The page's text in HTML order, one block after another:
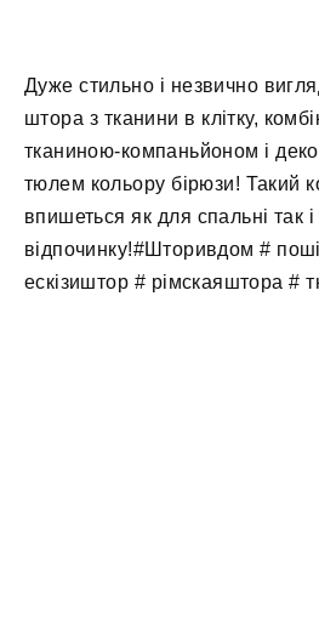
Дуже стильно і незвично
штора з тканини в клітку,
тканиною-компаньйоном і
тюлем кольору бірюзи! Такий
впишеться як для спальні так і
відпочинку!#Шторивдом #
ескізиштор # рімскаяштора #